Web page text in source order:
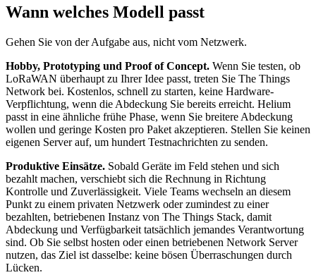
Wann welches Modell passt
Gehen Sie von der Aufgabe aus, nicht vom Netzwerk.
Hobby, Prototyping und Proof of Concept. Wenn Sie testen, ob
LoRaWAN überhaupt zu Ihrer Idee passt, treten Sie The Things
Network bei. Kostenlos, schnell zu starten, keine Hardware-
Verpflichtung, wenn die Abdeckung Sie bereits erreicht. Helium
passt in eine ähnliche frühe Phase, wenn Sie breitere Abdeckung
wollen und geringe Kosten pro Paket akzeptieren. Stellen Sie keinen
eigenen Server auf, um hundert Testnachrichten zu senden.
Produktive Einsätze. Sobald Geräte im Feld stehen und sich
bezahlt machen, verschiebt sich die Rechnung in Richtung
Kontrolle und Zuverlässigkeit. Viele Teams wechseln an diesem
Punkt zu einem privaten Netzwerk oder zumindest zu einer
bezahlten, betriebenen Instanz von The Things Stack, damit
Abdeckung und Verfügbarkeit tatsächlich jemandes Verantwortung
sind. Ob Sie selbst hosten oder einen betriebenen Network Server
nutzen, das Ziel ist dasselbe: keine bösen Überraschungen durch
Lücken.